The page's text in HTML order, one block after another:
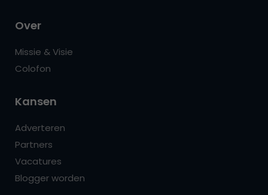
Over
Missie & Visie
Colofon
Kansen
Adverteren
Partners
Vacatures
Blogger worden